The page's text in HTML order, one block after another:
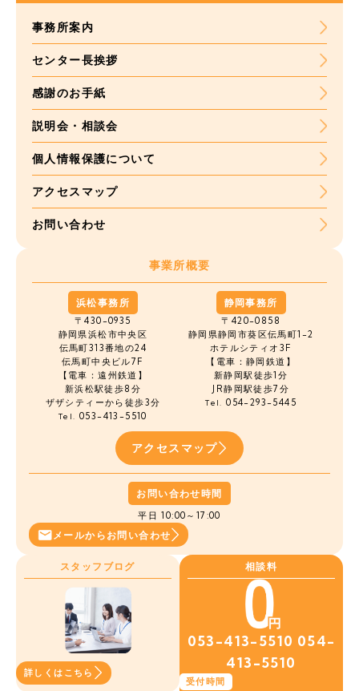
事務所案内
センター長挨拶
感謝のお手紙
説明会・相談会
個人情報保護について
アクセスマップ
お問い合わせ
事業所概要
浜松事務所
〒430-0935
静岡県浜松市中央区
伝馬町313番地の24
伝馬町中央ビル7F
【電車：遠州鉄道】
新浜松駅徒歩8分
ザザシティーから徒歩3分
Tel. 053-413-5510
静岡事務所
〒420-0858
静岡県静岡市葵区伝馬町1-2
ホテルシティオ3F
【電車：静岡鉄道】
新静岡駅徒歩1分
JR静岡駅徒歩7分
Tel. 054-293-5445
アクセスマップ
お問い合わせ時間
平日 10:00～17:00
メールから お問い合わせ
スタッフブログ
詳しくはこちら
相談料
053-413-5510 054-
413-5510
受付時間